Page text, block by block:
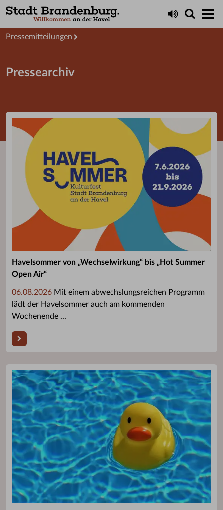
Presseservice
Pressemitteilungen
Pressearchiv
Havelsommer von „Wechselwirkung“ bis „Hot Summer
Open Air“
06.08.2026 Mit einem abwechslungsreichen Programm
lädt der Havelsommer auch am kommenden
Wochenende ...